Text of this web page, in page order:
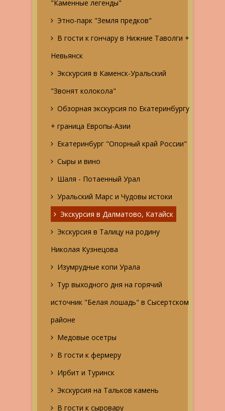
"Каменные легенды"
Этно-парк "Земля предков"
В гости к гончару в Нижние Таволги +
Невьянск
Экскурсия в Каменск-Уральский
"Звонят колокола"
Обзорная экскурсия по Екатеринбургу
+ граница Европы-Азии
Екатеринбург "Опорный край России"
Сыры и вино
Шаля - Потаенный Урал
Уральский Марс и Чудовы истоки
Экскурсия в Далматово, Катайск
Экскурсия в Талицу на родину
Николая Кузнецова
Изумрудные копи Урала
Тур выходного дня на горячий
источник "Белая лошадь" в Сысертском
районе
Медовые осетры
В гости к фермеру
Ирбит и Туринск
Экскурсия на Тальков камень
В гости к сыровару